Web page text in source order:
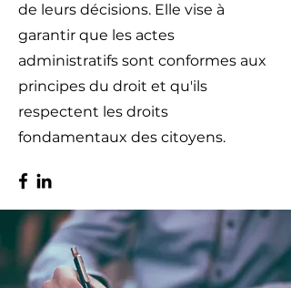
de leurs décisions. Elle vise à
garantir que les actes
administratifs sont conformes aux
principes du droit et qu'ils
respectent les droits
fondamentaux des citoyens.